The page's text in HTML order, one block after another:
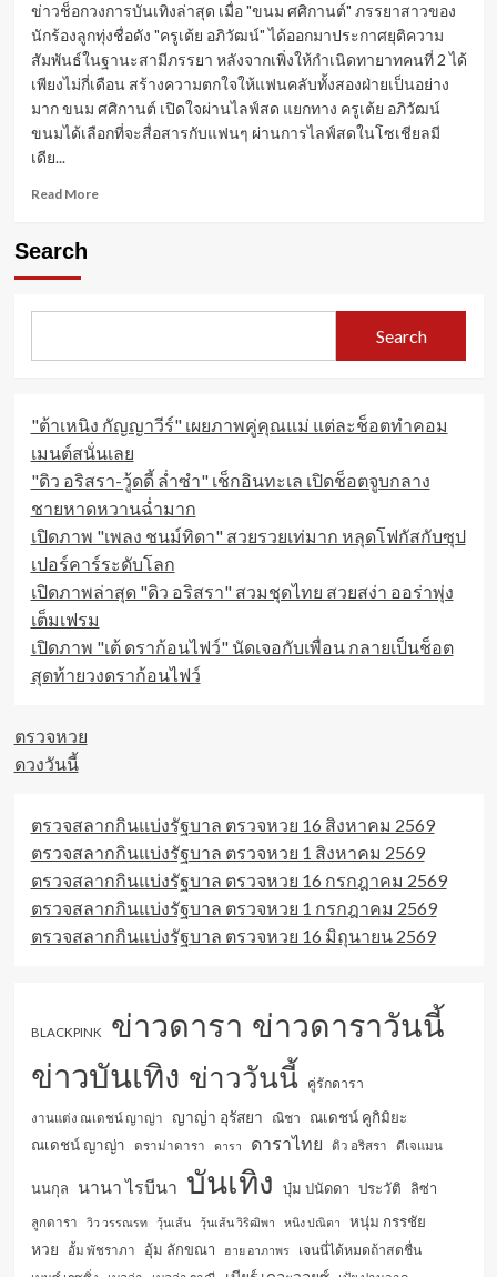
เกาหลี
จอง
อู
ซอง
ยอมรับ
เป็น
ลูก
ข่าวช็อกวงการบันเทิงล่าสุด เมื่อ "ขนม ศศิกานต์" ภรรยาสาวของ
นักร้องลูกทุ่งชื่อดัง "ครูเต้ย อภิวัฒน์" ได้ออกมาประกาศยุติความ
สัมพันธ์ในฐานะสามีภรรยา หลังจากเพิ่งให้กำเนิดทายาทคนที่ 2 ได้
เพียงไม่กี่เดือน สร้างความตกใจให้แฟนคลับทั้งสองฝ่ายเป็นอย่าง
มาก ขนม ศศิกานต์ เปิดใจผ่านไลฟ์สด แยกทาง ครูเต้ย อภิวัฒน์
ขนมได้เลือกที่จะสื่อสารกับแฟนๆ ผ่านการไลฟ์สดในโซเชียลมี
เดีย...
Read MoreRead
เปิด
ผ่าน
แยก
ครู
เต้ย
อภิ
วัฒน์
Search
Search
"ต้าเหนิง กัญญาวีร์" เผยภาพคู่คุณแม่ แต่ละช็อตทำคอม
เมนต์สนั่นเลย
"ดิว อริสรา-วู้ดดี้ ล่ำซำ" เช็กอินทะเล เปิดช็อตจูบกลาง
ชายหาดหวานฉ่ำมาก
เปิดภาพ "เพลง ชนม์ทิดา" สวยรวยเท่มาก หลุดโฟกัสกับซุป
เปอร์คาร์ระดับโลก
เปิดภาพล่าสุด "ดิว อริสรา" สวมชุดไทย สวยสง่า ออร่าพุ่ง
เต็มเฟรม
เปิดภาพ "เต้ ดราก้อนไฟว์" นัดเจอกับเพื่อน กลายเป็นช็อต
สุดท้ายวงดราก้อนไฟว์
ตรวจหวย
ดวงวันนี้
ตรวจสลากกินแบ่งรัฐบาล ตรวจหวย 16 สิงหาคม 2569
ตรวจสลากกินแบ่งรัฐบาล ตรวจหวย 1 สิงหาคม 2569
ตรวจสลากกินแบ่งรัฐบาล ตรวจหวย 16 กรกฎาคม 2569
ตรวจสลากกินแบ่งรัฐบาล ตรวจหวย 1 กรกฎาคม 2569
ตรวจสลากกินแบ่งรัฐบาล ตรวจหวย 16 มิถุนายน 2569
BLACKPINK ข่าวดารา ข่าวดาราวันนี้
ข่าวบันเทิง ข่าววันนี้ คู่รักดารา
งานแต่ง ณเดชน์ ญาญ่า ญาญ่า อุรัสยา ณิชา
ณเดชน์ คูกิมิยะ
ณเดชน์ ญาญ่า
ดราม่าดารา ดารา ดาราไทย ดิว อริสรา ดีเจแมน
นนกุล นานา ไรบีนา บันเทิง บุ๋ม ปนัดดา ประวัติ ลิซ่า
ลูกดารา วิว วรรณรท วุ้นเส้น วุ้นเส้น วิริฒิพา หนิง ปณิตา หนุ่ม กรรชัย
หวย อั้ม พัชราภา อุ้ม ลักขณา ฮาย อาภาพร เจนนี่ได้หมดถ้าสดชื่น